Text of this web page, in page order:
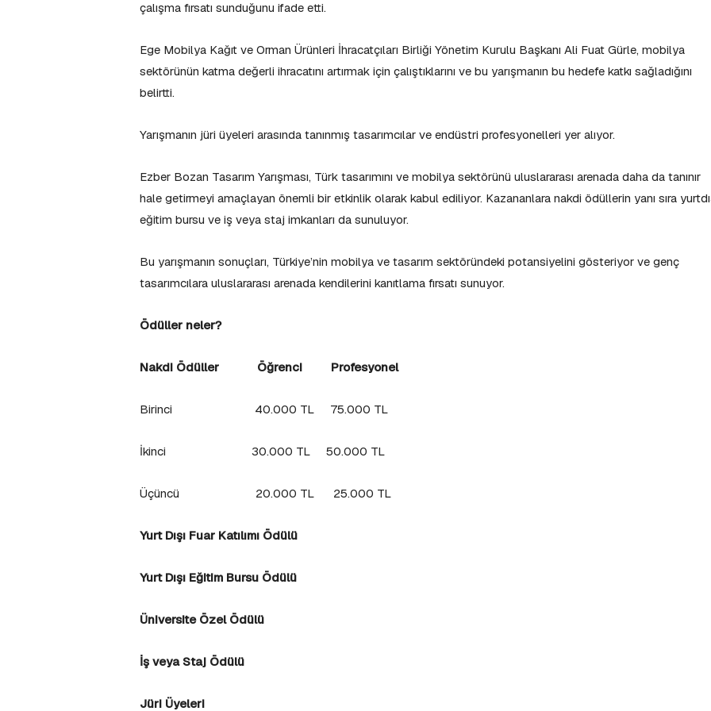
çalışma fırsatı sunduğunu ifade etti.
Ege Mobilya Kağıt ve Orman Ürünleri İhracatçıları Birliği Yönetim Kurulu Başkanı Ali Fuat Gürle, mobilya
sektörünün katma değerli ihracatını artırmak için çalıştıklarını ve bu yarışmanın bu hedefe katkı sağladığını
belirtti.
Yarışmanın jüri üyeleri arasında tanınmış tasarımcılar ve endüstri profesyonelleri yer alıyor.
Ezber Bozan Tasarım Yarışması, Türk tasarımını ve mobilya sektörünü uluslararası arenada daha da tanınır
hale getirmeyi amaçlayan önemli bir etkinlik olarak kabul ediliyor. Kazananlara nakdi ödüllerin yanı sıra
eğitim bursu ve iş veya staj imkanları da sunuluyor.
Bu yarışmanın sonuçları, Türkiye’nin mobilya ve tasarım sektöründeki potansiyelini gösteriyor ve genç
tasarımcılara uluslararası arenada kendilerini kanıtlama fırsatı sunuyor.
Ödüller neler?
Nakdi Ödüller Öğrenci Profesyonel
Birinci 40.000 TL 75.000 TL
İkinci 30.000 TL 50.000 TL
Üçüncü 20.000 TL 25.000 TL
Yurt Dışı Fuar Katılımı Ödülü
Yurt Dışı Eğitim Bursu Ödülü
Üniversite Özel Ödülü
İş veya Staj Ödülü
Jüri Üyeleri